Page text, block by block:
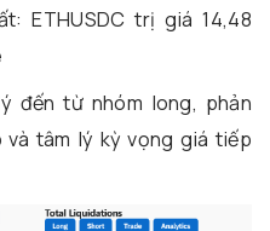
ETHUSDC trị giá 14,48
đến từ nhóm long, phản
tâm lý kỳ vọng giá tiếp